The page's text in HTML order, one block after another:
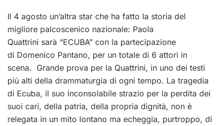
Il 4 agosto un’altra star che ha fatto la storia del
migliore palcoscenico nazionale: Paola
Quattrini sarà “ECUBA” con la partecipazione
di Domenico Pantano, per un totale di 6 attori in
scena. Grande prova per la Quattrini, in uno dei testi
più alti della drammaturgia di ogni tempo. La tragedia
di Ecuba, il suo inconsolabile strazio per la perdita dei
suoi cari, della patria, della propria dignità, non è
relegata in un mito lontano ma echeggia, purtroppo, di